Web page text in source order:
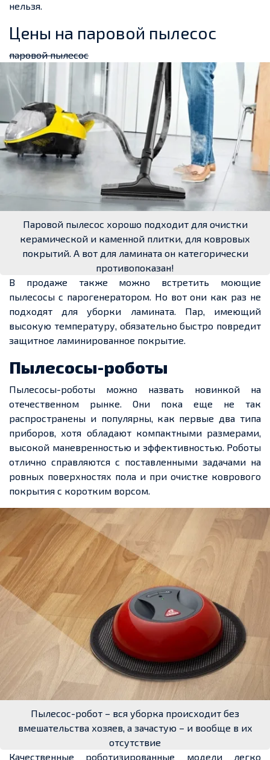
нельзя.
Цены на паровой пылесос
паровой пылесос
Паровой пылесос хорошо подходит для очистки
керамической и каменной плитки, для ковровых
покрытий. А вот для ламината он категорически
противопоказан!
В продаже также можно встретить моющие
пылесосы с парогенератором. Но вот они как раз не
подходят для уборки ламината. Пар, имеющий
высокую температуру, обязательно быстро повредит
защитное ламинированное покрытие.
Пылесосы-роботы
Пылесосы-роботы можно назвать новинкой на
отечественном рынке. Они пока еще не так
распространены и популярны, как первые два типа
приборов, хотя обладают компактными размерами,
высокой маневренностью и эффективностью. Роботы
отлично справляются с поставленными задачами на
ровных поверхностях пола и при очистке коврового
покрытия с коротким ворсом.
Пылесос-робот – вся уборка происходит без
вмешательства хозяев, а зачастую – и вообще в их
отсутствие
Качественные роботизированные модели легко